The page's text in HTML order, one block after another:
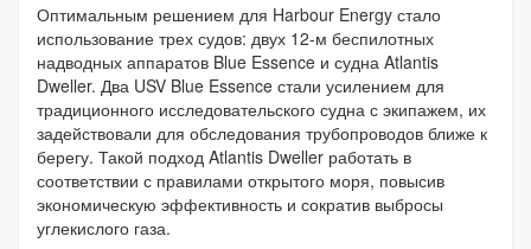
Оптимальным решением для Harbour Energy стало
использование трех судов: двух 12-м беспилотных
надводных аппаратов Blue Essence и судна Atlantis
Dweller. Два USV Blue Essence стали усилением для
традиционного исследовательского судна с экипажем, их
задействовали для обследования трубопроводов ближе к
берегу. Такой подход Atlantis Dweller работать в
соответствии с правилами открытого моря, повысив
экономическую эффективность и сократив выбросы
углекислого газа.